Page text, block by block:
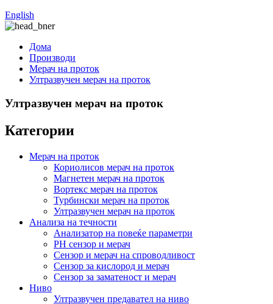
English
Дома
Производи
Мерач на проток
Ултразвучен мерач на проток
Ултразвучен мерач на проток
Категории
Мерач на проток
Кориолисов мерач на проток
Магнетен мерач на проток
Вортекс мерач на проток
Турбински мерач на проток
Ултразвучен мерач на проток
Анализа на течности
Анализатор на повеќе параметри
PH сензор и мерач
Сензор и мерач на спроводливост
Сензор за кислород и мерач
Сензор за заматеност и мерач
Ниво
Ултразвучен предавател на ниво